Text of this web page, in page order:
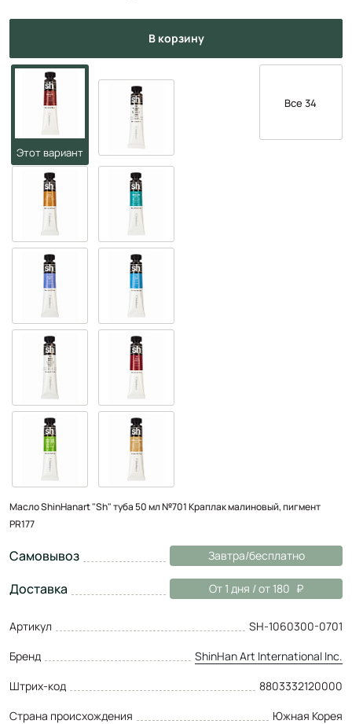
в корзину
Все 34
Масло ShinHanart "Sh" туба 50 мл №701 Краплак малиновый, пигмент
PR177
Самовывоз Завтра/бесплатно
Доставка От 1 дня / от 180
Артикул
SH-1060300-0701
Бренд
ShinHan Art International Inc.
Штрих-код
8803332120000
Страна происхождения
Южная Корея